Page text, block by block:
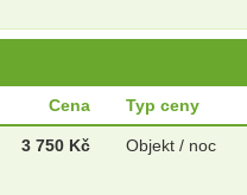
Cena Typ ceny
3 750 Kč Objekt / noc